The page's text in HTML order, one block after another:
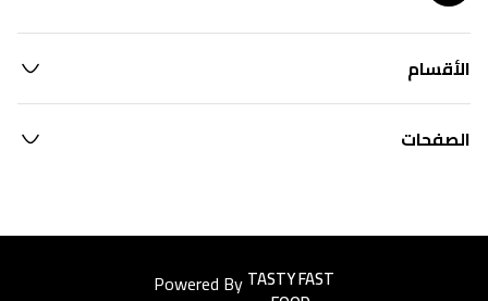
الأقسام
الصفحات
Powered ByEasyorders